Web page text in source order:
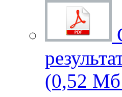
(0,52